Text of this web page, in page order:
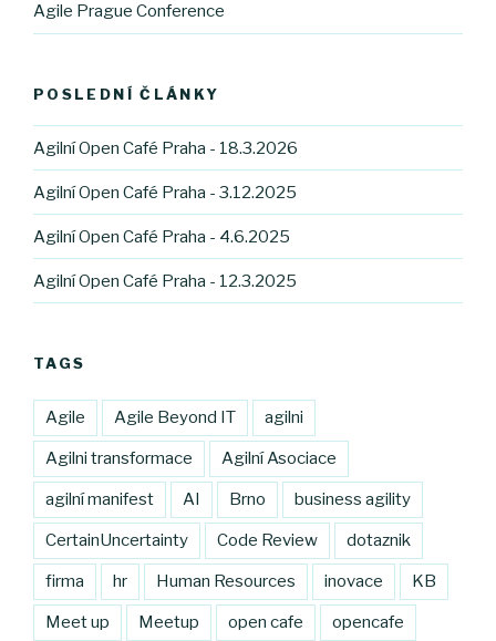
Agile Prague Conference
POSLEDNÍ ČLÁNKY
Agilní Open Café Praha - 18.3.2026
Agilní Open Café Praha - 3.12.2025
Agilní Open Café Praha - 4.6.2025
Agilní Open Café Praha - 12.3.2025
TAGS
Agile Agile Beyond IT agilni
Agilni transformace Agilní Asociace
agilní manifest AI Brno business agility
CertainUncertainty Code Review dotaznik
firma hr Human Resources inovace KB
Meet up Meetup open cafe opencafe